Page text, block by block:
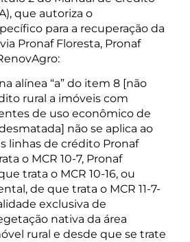
que autoriza o
para a recuperação da
Pronaf Floresta, Pronaf
alínea “a” do item 8 [não
rural a imóveis com
de uso econômico de
não se aplica ao
linhas de crédito Pronaf
o MCR 10-7, Pronaf
trata o MCR 10-16, ou
de que trata o MCR 11-7-
exclusiva de
nativa da área
rural e desde que se trate